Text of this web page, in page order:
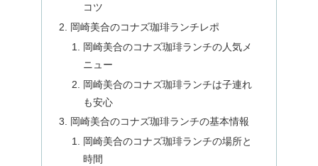
コツ
岡崎美合のコナズ珈琲ランチレポ
岡崎美合のコナズ珈琲ランチの人気メ
ニュー
岡崎美合のコナズ珈琲ランチは子連れ
も安心
岡崎美合のコナズ珈琲ランチの基本情報
岡崎美合のコナズ珈琲ランチの場所と
時間